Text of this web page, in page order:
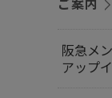
阪急メ
アップ